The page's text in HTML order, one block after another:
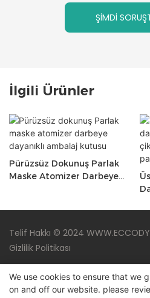
ŞIMDI
İlgili Ürünler
Pürüzsüz Dokunuş Parlak
Maske Atomizer Darbeye
Telif Hakkı © 2024
Gizlilik Politikası
We use cookies to ensure that we
on and off our website. please